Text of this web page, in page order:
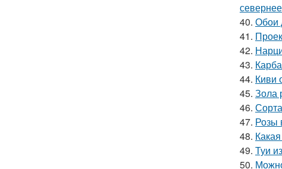
севернее
40. Обои
41.
42.
43.
44. Киви
45. Зола
46.
47. Розы
48.
49. Туи
50.